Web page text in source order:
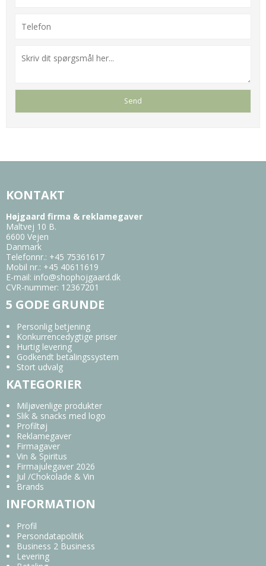
KONTAKT
Højgaard firma & reklamegaver
Maltvej 10 B.
6600 Vejen
Danmark
Telefonnr.: +45 75361617
Mobil nr.: +45 40611619
E-mail: info@shophojgaard.dk
CVR-nummer: 12367201
5 GODE GRUNDE
Personlig betjening
Konkurrencedygtige priser
Hurtig levering
Godkendt betalingssystem
Stort udvalg
KATEGORIER
Miljøvenlige produkter
Slik & snacks med logo
Profiltøj
Reklamegaver
Firmagaver
Vin & Spiritus
Firmajulegaver 2026
Jul /Chokolade & Vin
Brands
INFORMATION
Profil
Persondatapolitik
Business 2 Business
Levering